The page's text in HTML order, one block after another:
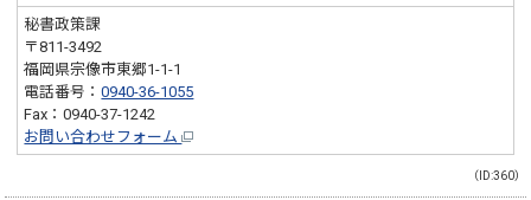
秘書政策課
〒811-3492
福岡県宗像市東郷1-1-1
電話番号：0940-36-1055
Fax：0940-37-1242
お問い合わせフォーム
（ID:360）